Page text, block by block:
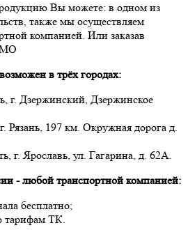
Вы можете: в одном из
также мы осуществляем
компанией. Или заказав
МО
в трёх городах:
г. Дзержинский, Дзержинское
Рязань, 197 км. Окружная дорога д.
г. Ярославь, ул. Гагарина, д. 62А.
- любой транспортной компанией:
бесплатно;
тарифам ТК.